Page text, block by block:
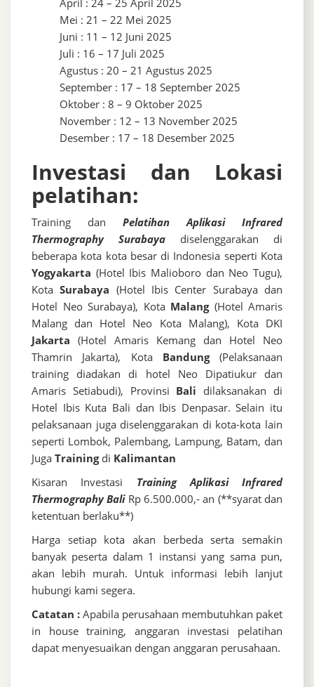
Mei : 21 – 22 Mei 2025
Juni : 11 – 12 Juni 2025
Juli : 16 – 17 Juli 2025
Agustus : 20 – 21 Agustus 2025
September : 17 – 18 September 2025
Oktober : 8 – 9 Oktober 2025
November : 12 – 13 November 2025
Desember : 17 – 18 Desember 2025
Investasi dan Lokasi
pelatihan:
Training dan Pelatihan Aplikasi Infrared
Thermography Surabaya diselenggarakan di
beberapa kota kota besar di Indonesia seperti Kota
Yogyakarta (Hotel Ibis Malioboro dan Neo Tugu),
KotaSurabaya (Hotel Ibis Center Surabaya dan
Hotel Neo Surabaya), Kota Malang(Hotel Amaris
Malang dan Hotel Neo Kota Malang), Kota DKI
Jakarta (Hotel Amaris Kemang dan Hotel Neo
Thamrin Jakarta), Kota Bandung(Pelaksanaan
training diadakan di hotel Neo Dipatiukur dan
Amaris Setiabudi), Provinsi Bali dilaksanakan di
Hotel Ibis Kuta Bali dan Ibis Denpasar. Selain itu
pelaksanaan juga diselenggarakan di kota-kota lain
seperti Lombok, Palembang, Lampung, Batam, dan
Juga Trainingdi Kalimantan
Kisaran Investasi Training Aplikasi Infrared
Thermography Bali Rp 6.500.000,- an (**syarat dan
ketentuan berlaku**)
Harga setiap kota akan berbeda serta semakin
banyak peserta dalam 1 instansi yang sama pun,
akan lebih murah. Untuk informasi lebih lanjut
hubungi kami segera.
Catatan : Apabila perusahaan membutuhkan paket
in house training, anggaran investasi pelatihan
dapat menyesuaikan dengan anggaran perusahaan.